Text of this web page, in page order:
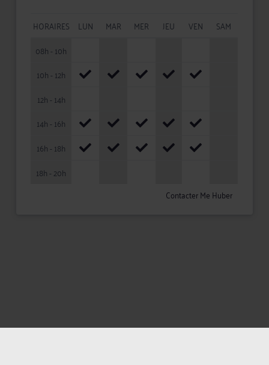
HORAIRES LUN MAR MER JEU VEN
SAM
08h - 10h
10h - 12h
12h - 14h
14h - 16h
16h - 18h
18h - 20h
Contacter Me Huber